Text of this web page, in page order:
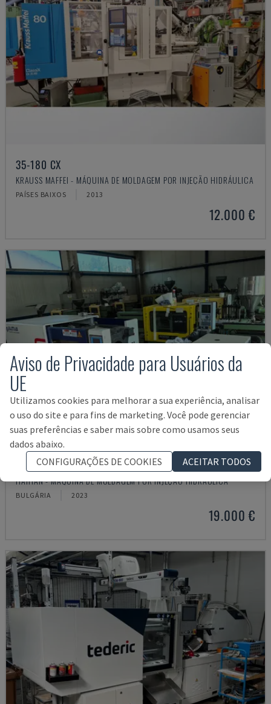
35-180 CX
KRAUSS MAFFEI - MÁQUINA DE MOLDAGEM POR INJEÇÃO HIDRÁULICA
PAÍSES BAIXOS 2013
12.000 €
MA900ІІ
HAITIAN - MÁQUINA DE MOLDAGEM POR INJEÇÃO HIDRÁULICA
BULGÁRIA 2023
19.000 €
Aviso de Privacidade para Usuários da
UE
Utilizamos cookies para melhorar a sua experiência, analisar
o uso do site e para fins de marketing. Você pode gerenciar
suas preferências e saber mais sobre como usamos seus
dados abaixo.
CONFIGURAÇÕES DE COOKIES
ACEITAR TODOS